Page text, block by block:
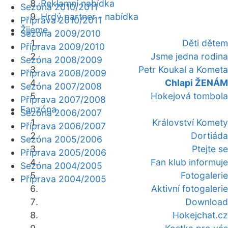
Reklamní nabídka
Hrdý partner - nabídka
Žijeme
Děti dětem
Jsme jedna rodina
Petr Koukal a Kometa
Chlapi ŽENÁM
Hokejová tombola
Fanzóna
Království Komety
Dortiáda
Ptejte se
Fan klub informuje
Fotogalerie
Aktivní fotogalerie
Download
Hokejchat.cz
Sezóna 2010/2011
Příprava 2010/2011
Sezóna 2009/2010
Příprava 2009/2010
Sezóna 2008/2009
Příprava 2008/2009
Sezóna 2007/2008
Příprava 2007/2008
Sezóna 2006/2007
Příprava 2006/2007
Sezóna 2005/2006
Příprava 2005/2006
Sezóna 2004/2005
Příprava 2004/2005